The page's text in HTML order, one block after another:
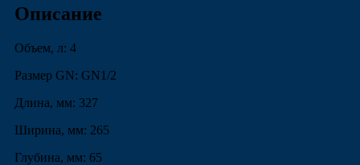
Описание
Объем, л: 4
Размер GN: GN1/2
Длина, мм: 327
Ширина, мм: 265
Глубина, мм: 65